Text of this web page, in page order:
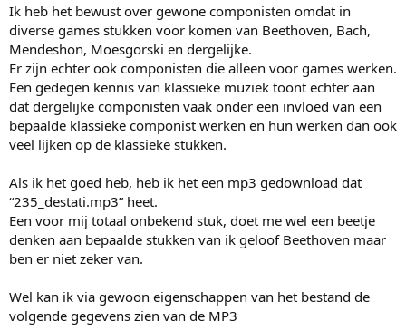
Ik heb het bewust over gewone componisten omdat in
diverse games stukken voor komen van Beethoven, Bach,
Mendeshon, Moesgorski en dergelijke.
Er zijn echter ook componisten die alleen voor games werken.
Een gedegen kennis van klassieke muziek toont echter aan
dat dergelijke componisten vaak onder een invloed van een
bepaalde klassieke componist werken en hun werken dan ook
veel lijken op de klassieke stukken.
Als ik het goed heb, heb ik het een mp3 gedownload dat
“235_destati.mp3” heet.
Een voor mij totaal onbekend stuk, doet me wel een beetje
denken aan bepaalde stukken van ik geloof Beethoven maar
ben er niet zeker van.
Wel kan ik via gewoon eigenschappen van het bestand de
volgende gegevens zien van de MP3